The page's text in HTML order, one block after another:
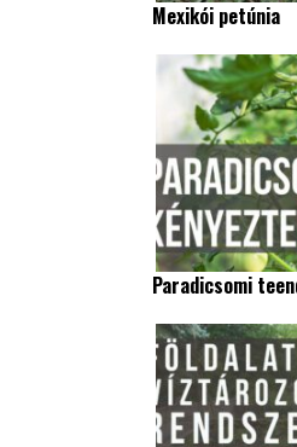
Mexikói petúnia
Paradicsomi